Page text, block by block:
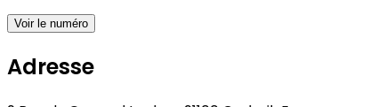
Voir le numéro
Adresse